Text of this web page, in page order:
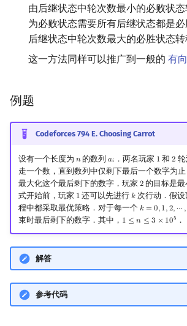
由后继状态中轮次数最小的必败状
为必败状态需要所有后继状态都是
后继状态中轮次数最大的必胜状态转
这一方法同样可以推广到一般的 有
例题
Codeforces 794 E. Choosing Carrot
设有一个长度为 𝑛
n的数列𝑎𝑖
ai ．两名玩家 1
1 和2
2
走一个数，直到数列中仅剩下最后一个数字为
最大化这个最后剩下的数字，玩家 2
2的目标是最
式开始前，玩家 1
1 还可以先进行 𝑘
k次行动．假设
程中都采取最优策略．对于每一个 𝑘 = 0,1,2,⋯ ,
k=0 1,2,⋯,n−1
束时最后剩下的数字．其中， 1 ≤ 𝑛 ≤ 3 × 105
1≤n ≤3 ×105 ．
解答
参考代码